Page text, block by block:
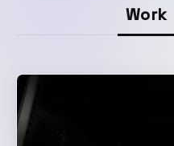
Work